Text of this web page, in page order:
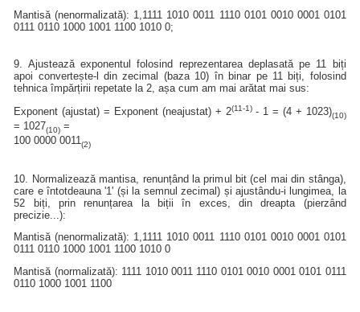
Mantisă (nenormalizată): 1,1111 1010 0011 1110 0101 0010 0001 0101
0111 0110 1000 1001 1100 1010 0;
9. Ajustează exponentul folosind reprezentarea deplasată pe 11 biți
apoi convertește-l din zecimal (baza 10) în binar pe 11 biți, folosind
tehnica împărțirii repetate la 2, așa cum am mai arătat mai sus:
Exponent (ajustat) = Exponent (neajustat) + 2(11-1)- 1 = (4 + 1023)(10)
= 1027(10) =
100 0000 0011(2)
10. Normalizează mantisa, renunțând la primul bit (cel mai din stânga),
care e întotdeauna '1' (și la semnul zecimal) și ajustându-i lungimea, la
52 biți, prin renunțarea la biții în exces, din dreapta (pierzând
precizie...):
Mantisă (nenormalizată): 1,1111 1010 0011 1110 0101 0010 0001 0101
0111 0110 1000 1001 1100 1010 0
Mantisă (normalizată): 1111 1010 0011 1110 0101 0010 0001 0101 0111
0110 1000 1001 1100